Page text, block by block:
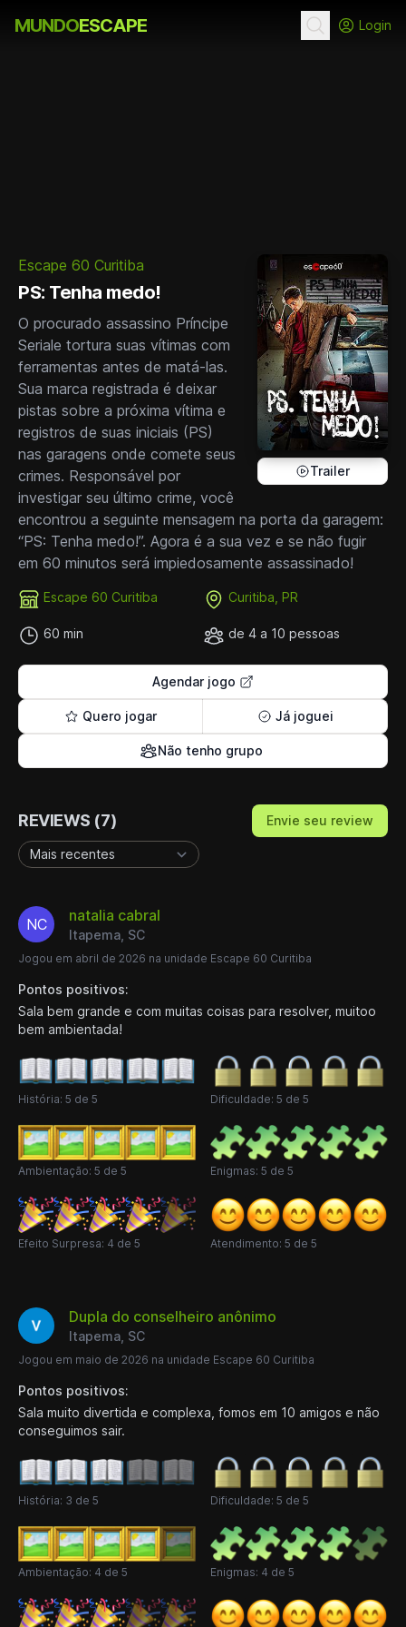
MUNDOESCAPE Login
Trailer
Escape 60 Curitiba
PS: Tenha medo!
O procurado assassino Príncipe
Seriale tortura suas vítimas com
ferramentas antes de matá-las.
Sua marca registrada é deixar
pistas sobre a próxima vítima e
registros de suas iniciais (PS)
nas garagens onde comete seus
crimes. Responsável por
investigar seu último crime, você
encontrou a seguinte mensagem na porta da garagem:
“PS: Tenha medo!”. Agora é a sua vez e se não fugir
em 60 minutos será impiedosamente assassinado!
Escape 60 Curitiba Curitiba, PR
60 min de 4 a 10 pessoas
Agendar jogo
Quero jogar Já joguei
Não tenho grupo
REVIEWS (7) Envie seu review
NC natalia cabral
Itapema, SC
Jogou em abril de 2026 na unidade Escape 60 Curitiba
Pontos positivos:
Sala bem grande e com muitas coisas para resolver, muitoo
bem ambientada!
História: 5 de 5 Dificuldade: 5 de 5
Ambientação: 5 de 5 Enigmas: 5 de 5
Efeito Surpresa: 4 de 5 Atendimento: 5 de 5
Dupla do conselheiro anônimo
Itapema, SC
Jogou em maio de 2026 na unidade Escape 60 Curitiba
Pontos positivos:
Sala muito divertida e complexa, fomos em 10 amigos e não
conseguimos sair.
História: 3 de 5 Dificuldade: 5 de 5
Ambientação: 4 de 5 Enigmas: 4 de 5